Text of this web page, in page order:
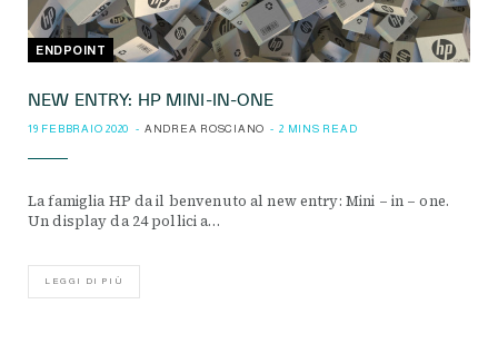
ENDPOINT
NEW ENTRY: HP MINI-IN-ONE
19 FEBBRAIO 2020 ANDREA ROSCIANO 2 MINS READ
La famiglia HP da il benvenuto al new entry: Mini – in – one.
Un display da 24 pollici a…
LEGGI DI PIÙ